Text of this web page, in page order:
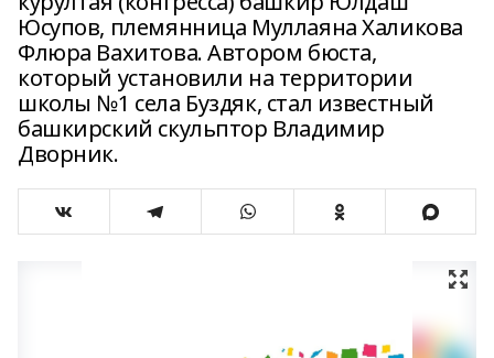
Юсупов, племянница Муллаяна Халикова
Флюра Вахитова. Автором бюста,
который установили на территории
школы №1 села Буздяк, стал известный
башкирский скульптор Владимир
Дворник.